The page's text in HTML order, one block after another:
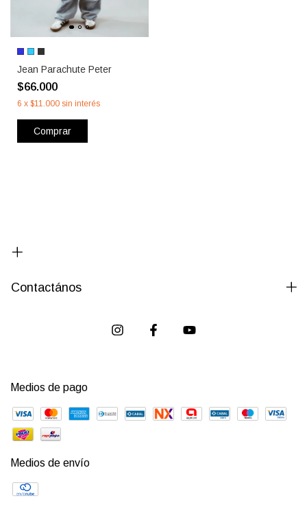
Jean Parachute Peter
$66.000
6 x $11.000 sin interés
Comprar
Contactános
Medios de pago
Medios de envío